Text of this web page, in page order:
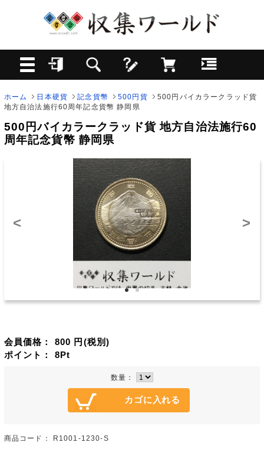
ホーム 日本硬貨 記念貨幣 500円貨
500円バイカラークラッド貨
地方自治法施行60周年記念貨幣 静岡県
500円バイカラークラッド貨 地方自治法施行60
周年記念貨幣 静岡県
< >
会員価格： 800 円(税別)
ポイント： 8Pt
数量：
商品コード： R1001-1230-S